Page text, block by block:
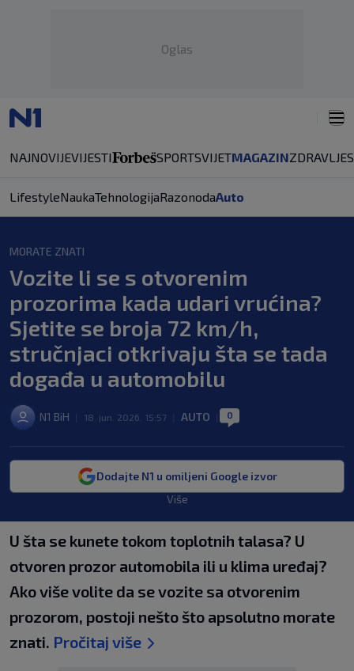
Oglas
NAJNOVIJEVIJESTI SPORTSVIJETMAGAZINZDRAVLJE
LifestyleNaukaTehnologijaRazonodaAuto
MORATE ZNATI
Vozite li se s otvorenim
prozorima kada udari vrućina?
Sjetite se broja 72 km/h,
stručnjaci otkrivaju šta se tada
događa u automobilu
N1 BiH 18. jun. 2026. 15:57 AUTO 0
Dodajte N1 u omiljeni Google izvor
Više
U šta se kunete tokom toplotnih talasa? U
otvoren prozor automobila ili u klima uređaj?
Ako više volite da se vozite sa otvorenim
prozorom, postoji nešto što apsolutno morate
znati. Pročitaj više